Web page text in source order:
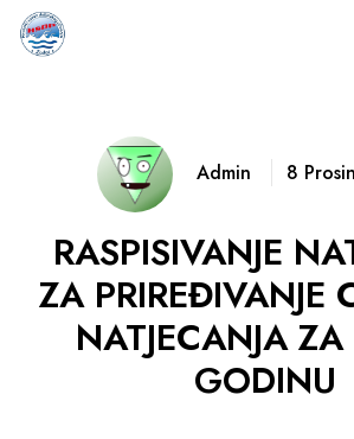
Natjecanja
Rezultati
Dokumenti
Admin 8
RASPISIVANJE
ZA PRIREĐIVANJE
NATJECANJA
GODINU